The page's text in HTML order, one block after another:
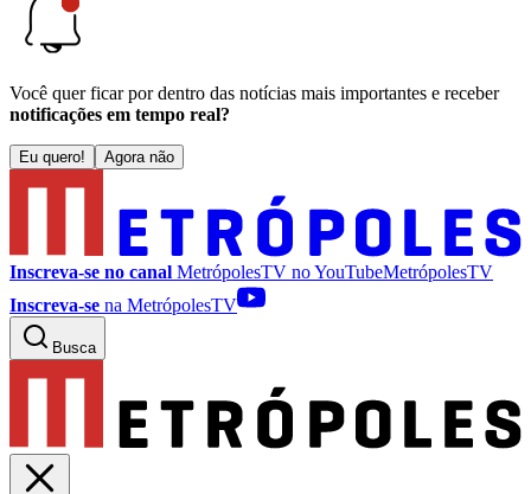
Você quer ficar por dentro das notícias mais importantes e receber
notificações em tempo real?
Eu quero! Agora não
Inscreva-se no canal MetrópolesTV noYouTubeMetrópolesTV
Inscreva-se na MetrópolesTV
Busca